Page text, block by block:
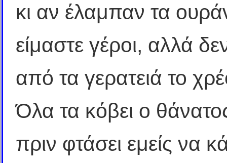
κι αν έλαμπαν τα
είμαστε γέροι, αλλά
από τα γερατειά το
Όλα τα κόβει ο
πριν φτάσει εμείς να